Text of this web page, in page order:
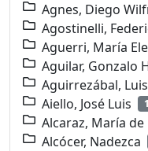
Agnes, Diego
Agostinelli,
Aguerri, María
Aguilar, Gonzalo
Aguirrezábal,
Aiello, José Luis 1
Alcaraz, María
Alcócer, Nadezca